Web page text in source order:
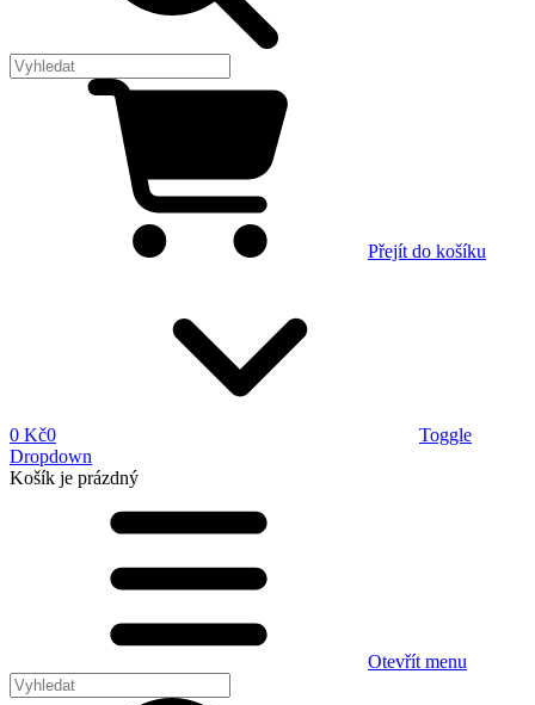
Přejít do košíku
0 Kč0
Toggle
Dropdown
Košík je prázdný
Otevřít menu